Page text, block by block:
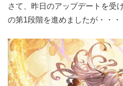
さて、昨日のアップデートを受
の第1段階を進めましたが・・・